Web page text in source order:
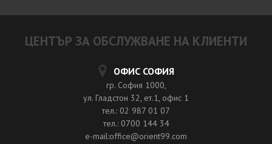
ЦЕНТЪР ЗА ОБСЛУЖВАНЕ НА КЛИЕНТИ
ОФИС СОФИЯ
гр. София 1000,
ул. Гладстон 32, ет.1, офис 1
тел.: 02 987 01 07
тел.: 0700 144 34
e-mail:office@orient99.com